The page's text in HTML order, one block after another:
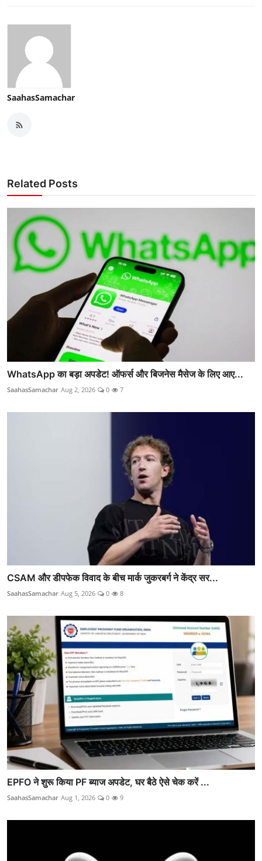
SaahasSamachar
Related Posts
WhatsApp का बड़ा अपडेट! ऑफर्स और बिजनेस मैसेज के लिए आए...
SaahasSamachar Aug 2, 2026 0 7
CSAM और डीपफेक विवाद के बीच मार्क जुकरबर्ग ने केंद्र सर...
SaahasSamachar Aug 5, 2026 0 8
EPFO ने शुरू किया PF ब्याज अपडेट, घर बैठे ऐसे चेक करें ...
SaahasSamachar Aug 1, 2026 0 9